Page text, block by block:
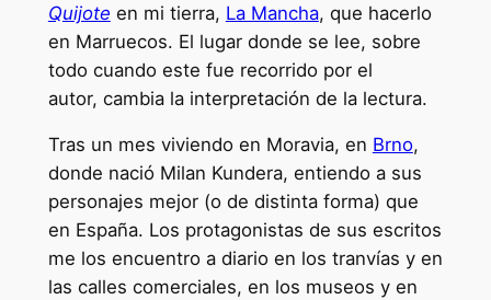
Quijote en mi tierra, La Mancha, que hacerlo
en Marruecos. El lugar donde se lee, sobre
todo cuando este fue recorrido por el
autor, cambia la interpretación de la lectura.
Tras un mes viviendo en Moravia, en Brno,
donde nació Milan Kundera, entiendo a sus
personajes mejor (o de distinta forma) que
en España. Los protagonistas de sus escritos
me los encuentro a diario en los tranvías y en
las calles comerciales, en los museos y en